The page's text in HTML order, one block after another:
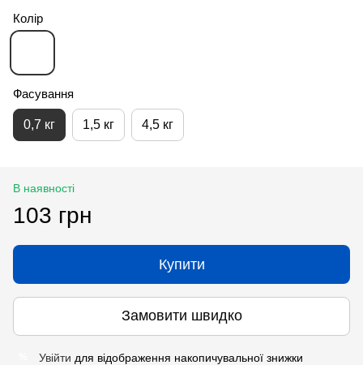
Колір
Фасування
0,7 кг 1,5 кг 4,5 кг
В наявності
103 грн
Купити
Замовити швидко
Увійти для відображення накопичувальної знижки